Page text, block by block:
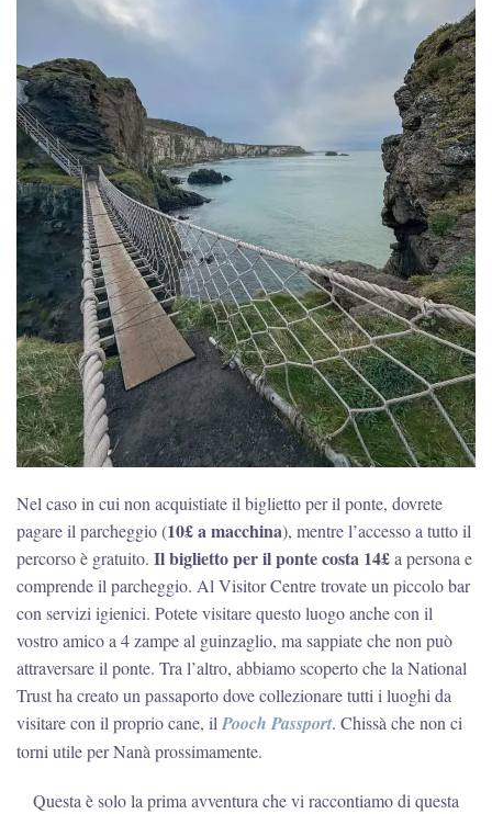
Nel caso in cui non acquistiate il biglietto per il ponte, dovrete
pagare il parcheggio (10£ a macchina), mentre l’accesso a tutto il
percorso è gratuito. Il biglietto per il ponte costa 14£a persona e
comprende il parcheggio. Al Visitor Centre trovate un piccolo bar
con servizi igienici. Potete visitare questo luogo anche con il
vostro amico a 4 zampe al guinzaglio, ma sappiate che non può
attraversare il ponte. Tra l’altro, abbiamo scoperto che la National
Trust ha creato un passaporto dove collezionare tutti i luoghi da
visitare con il proprio cane, ilPooch Passport. Chissà che non ci
torni utile per Nanà prossimamente.
Questa è solo la prima avventura che vi raccontiamo di questa